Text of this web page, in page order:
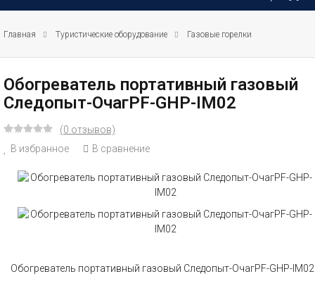
Главная Туристические оборудование Газовые горелки
Обогреватель портативный газовый
Следопыт-ОчагPF-GHP-IM02
(0 отзывов)
В избранное
В сравнение
Обогреватель портативный газовый Следопыт-ОчагPF-GHP-IM02